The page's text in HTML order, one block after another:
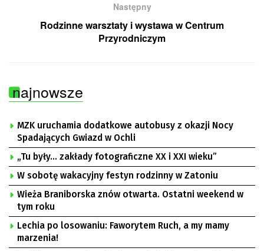
Następny
Rodzinne warsztaty i wystawa w Centrum
Przyrodniczym
najnowsze
MZK uruchamia dodatkowe autobusy z okazji Nocy
Spadających Gwiazd w Ochli
„Tu były… zakłady fotograficzne XX i XXI wieku”
W sobotę wakacyjny festyn rodzinny w Zatoniu
Wieża Braniborska znów otwarta. Ostatni weekend w
tym roku
Lechia po losowaniu: Faworytem Ruch, a my mamy
marzenia!